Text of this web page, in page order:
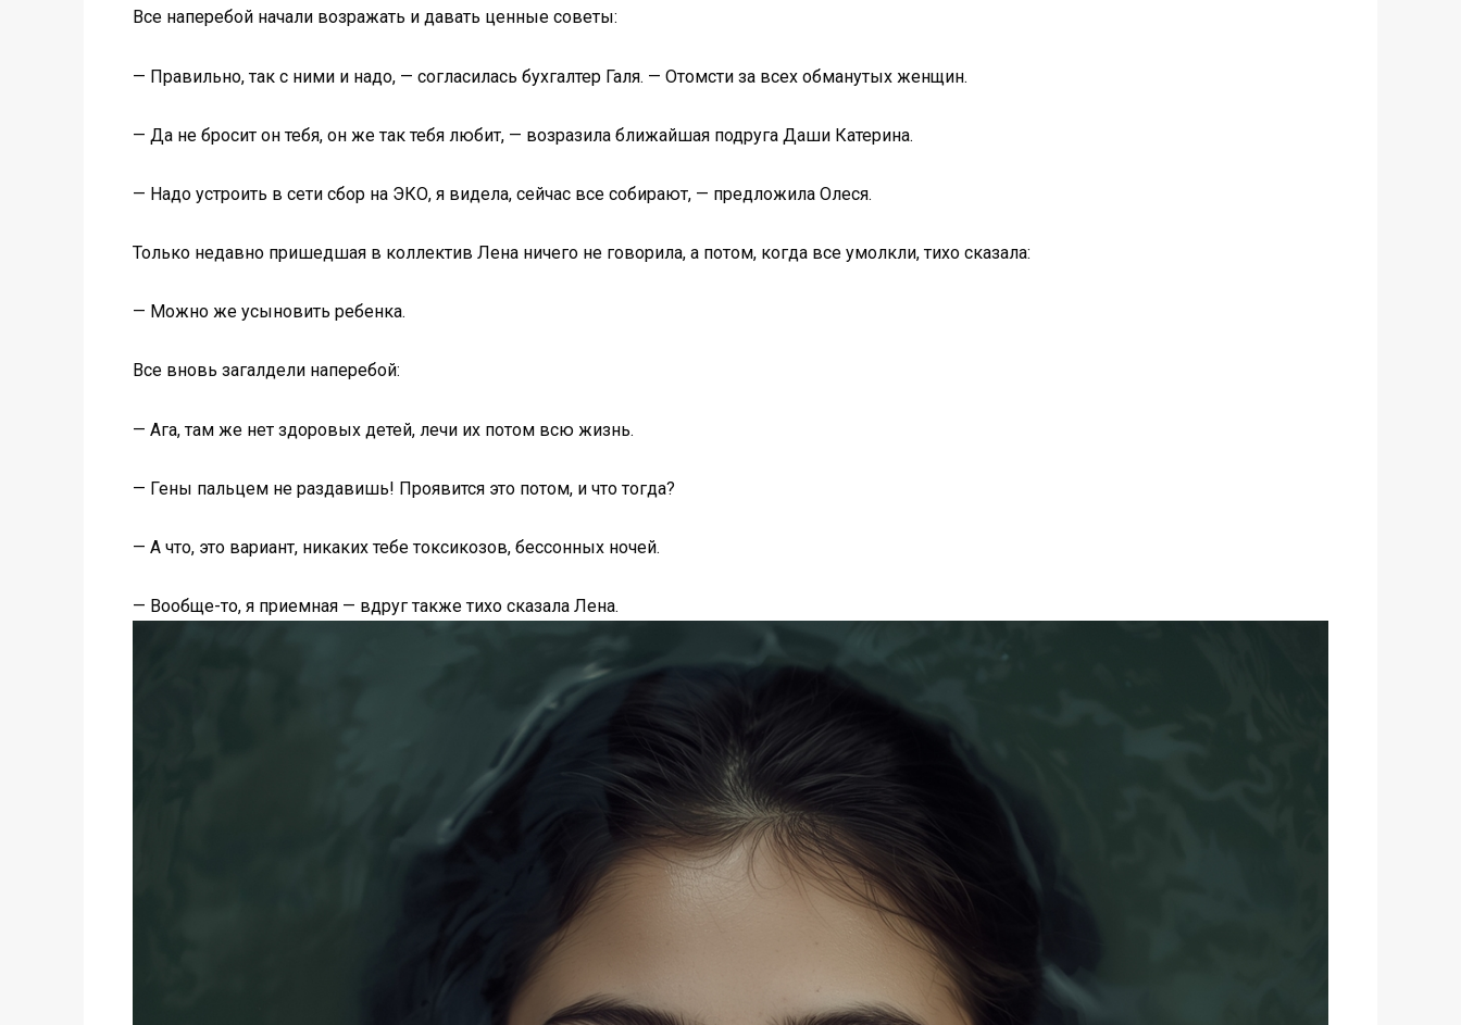
Все наперебой начали возражать и давать ценные советы:
— Правильно, так с ними и надо, — согласилась бухгалтер Галя. — Отомсти за всех обманутых женщин.
— Да не бросит он тебя, он же так тебя любит, — возразила ближайшая подруга Даши Катерина.
— Надо устроить в сети сбор на ЭКО, я видела, сейчас все собирают, — предложила Олеся.
Только недавно пришедшая в коллектив Лена ничего не говорила, а потом, когда все умолкли, тихо сказала:
— Можно же усыновить ребенка.
Все вновь загалдели наперебой:
— Ага, там же нет здоровых детей, лечи их потом всю жизнь.
— Гены пальцем не раздавишь! Проявится это потом, и что тогда?
— А что, это вариант, никаких тебе токсикозов, бессонных ночей.
— Вообще-то, я приемная — вдруг также тихо сказала Лена.